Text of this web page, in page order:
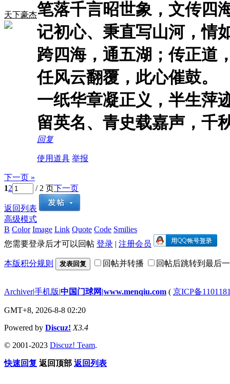
天下豪杰笔落千言昭世象，文传四
记初心、秉直写山河，情
跨四海，通五湖；传正道
任风云翻覆，此心催鼓。
一纸华章凝正义，半生萍
留英名、青史载嘉声，千
回复
使用道具 举报
下一页 »
12 / 2 页下一页
返回列表
高级模式
B Color Image Link Quote Code Smilies
您需要登录后才可以回帖 登录 | 注册会员
本版积分规则 发表回复 回帖并转播 回帖后跳转到最后
Archiver|手机版|中国门球网|www.menqiu.com ( 京ICP备
GMT+8, 2026-8-8 02:20
Powered by Discuz! X3.4
© 2001-2023 Discuz! Team.
快速回复 返回顶部 返回列表